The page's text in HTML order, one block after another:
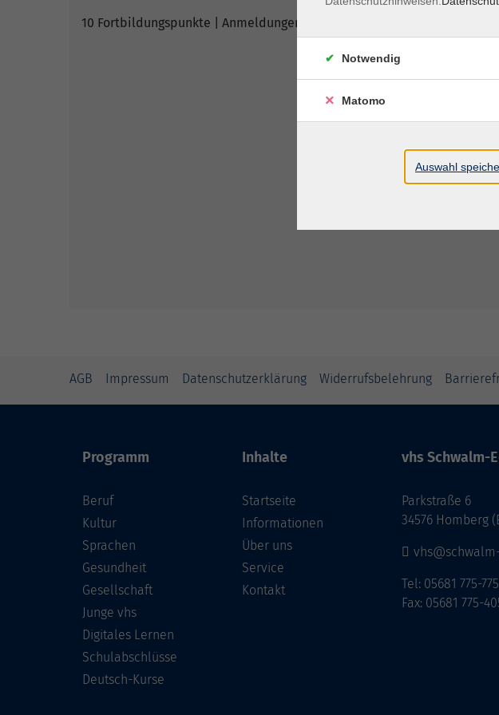
10 Fortbildungspunkte | Anmeldungen nur für qualifizierte
AGB Impressum Datenschutzerklärung Widerrufsbelehrung
Programm
Beruf
Kultur
Sprachen
Gesundheit
Gesellschaft
Junge vhs
Digitales Lernen
Schulabschlüsse
Deutsch-Kurse
Inhalte
Startseite
Informationen
Über uns
Service
Kontakt
vhs Schwalm-
Parkstraße 6
34576 Homberg
Tel: 05681 775-
Fax: 05681 775-
Notwendig
Matomo
Auswahl